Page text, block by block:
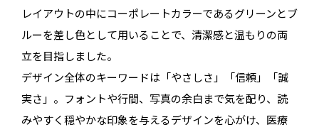
レイアウトの中にコーポレートカラーであるグリーンとブ
ルーを差し色として用いることで、清潔感と温もりの両
立を目指しました。
デザイン全体のキーワードは「やさしさ」「信頼」「誠
実さ」。フォントや行間、写真の余白まで気を配り、読
みやすく穏やかな印象を与えるデザインを心がけ、医療